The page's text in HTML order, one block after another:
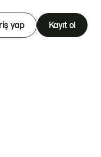
yap Kayıt ol